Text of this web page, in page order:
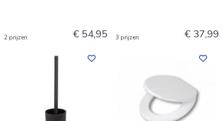
2 prijzen € 54,95 3 prijzen € 37,99